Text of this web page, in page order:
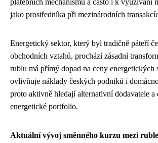
platebních mechanismů a často i k využívání
jako prostředníka při mezinárodních
Energetický sektor, který byl tradičně páteří
obchodních vztahů, prochází zásadní
rublu má přímý dopad na ceny energetických
ovlivňuje náklady českých podniků i
proto aktivně hledají alternativní dodavatele
energetické portfolio.
Aktuální vývoj směnného kurzu mezi